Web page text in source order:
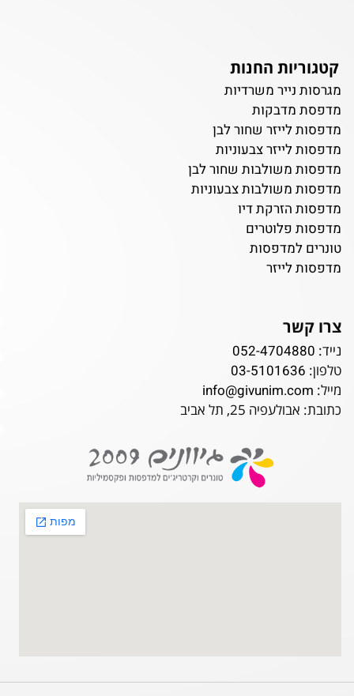
קטגוריות החנות
מגרסות נייר משרדיות
מדפסת מדבקות
מדפסות לייזר שחור לבן
מדפסות לייזר צבעוניות
מדפסות משולבות שחור לבן
מדפסות משולבות צבעוניות
מדפסות הזרקת דיו
מדפסות פלוטרים
טונרים למדפסות
מדפסות לייזר
צרו קשר
נייד: 052-4704880
טלפון: 03-5101636
מייל: info@givunim.com
כתובת: אבולעפיה 25, תל אביב